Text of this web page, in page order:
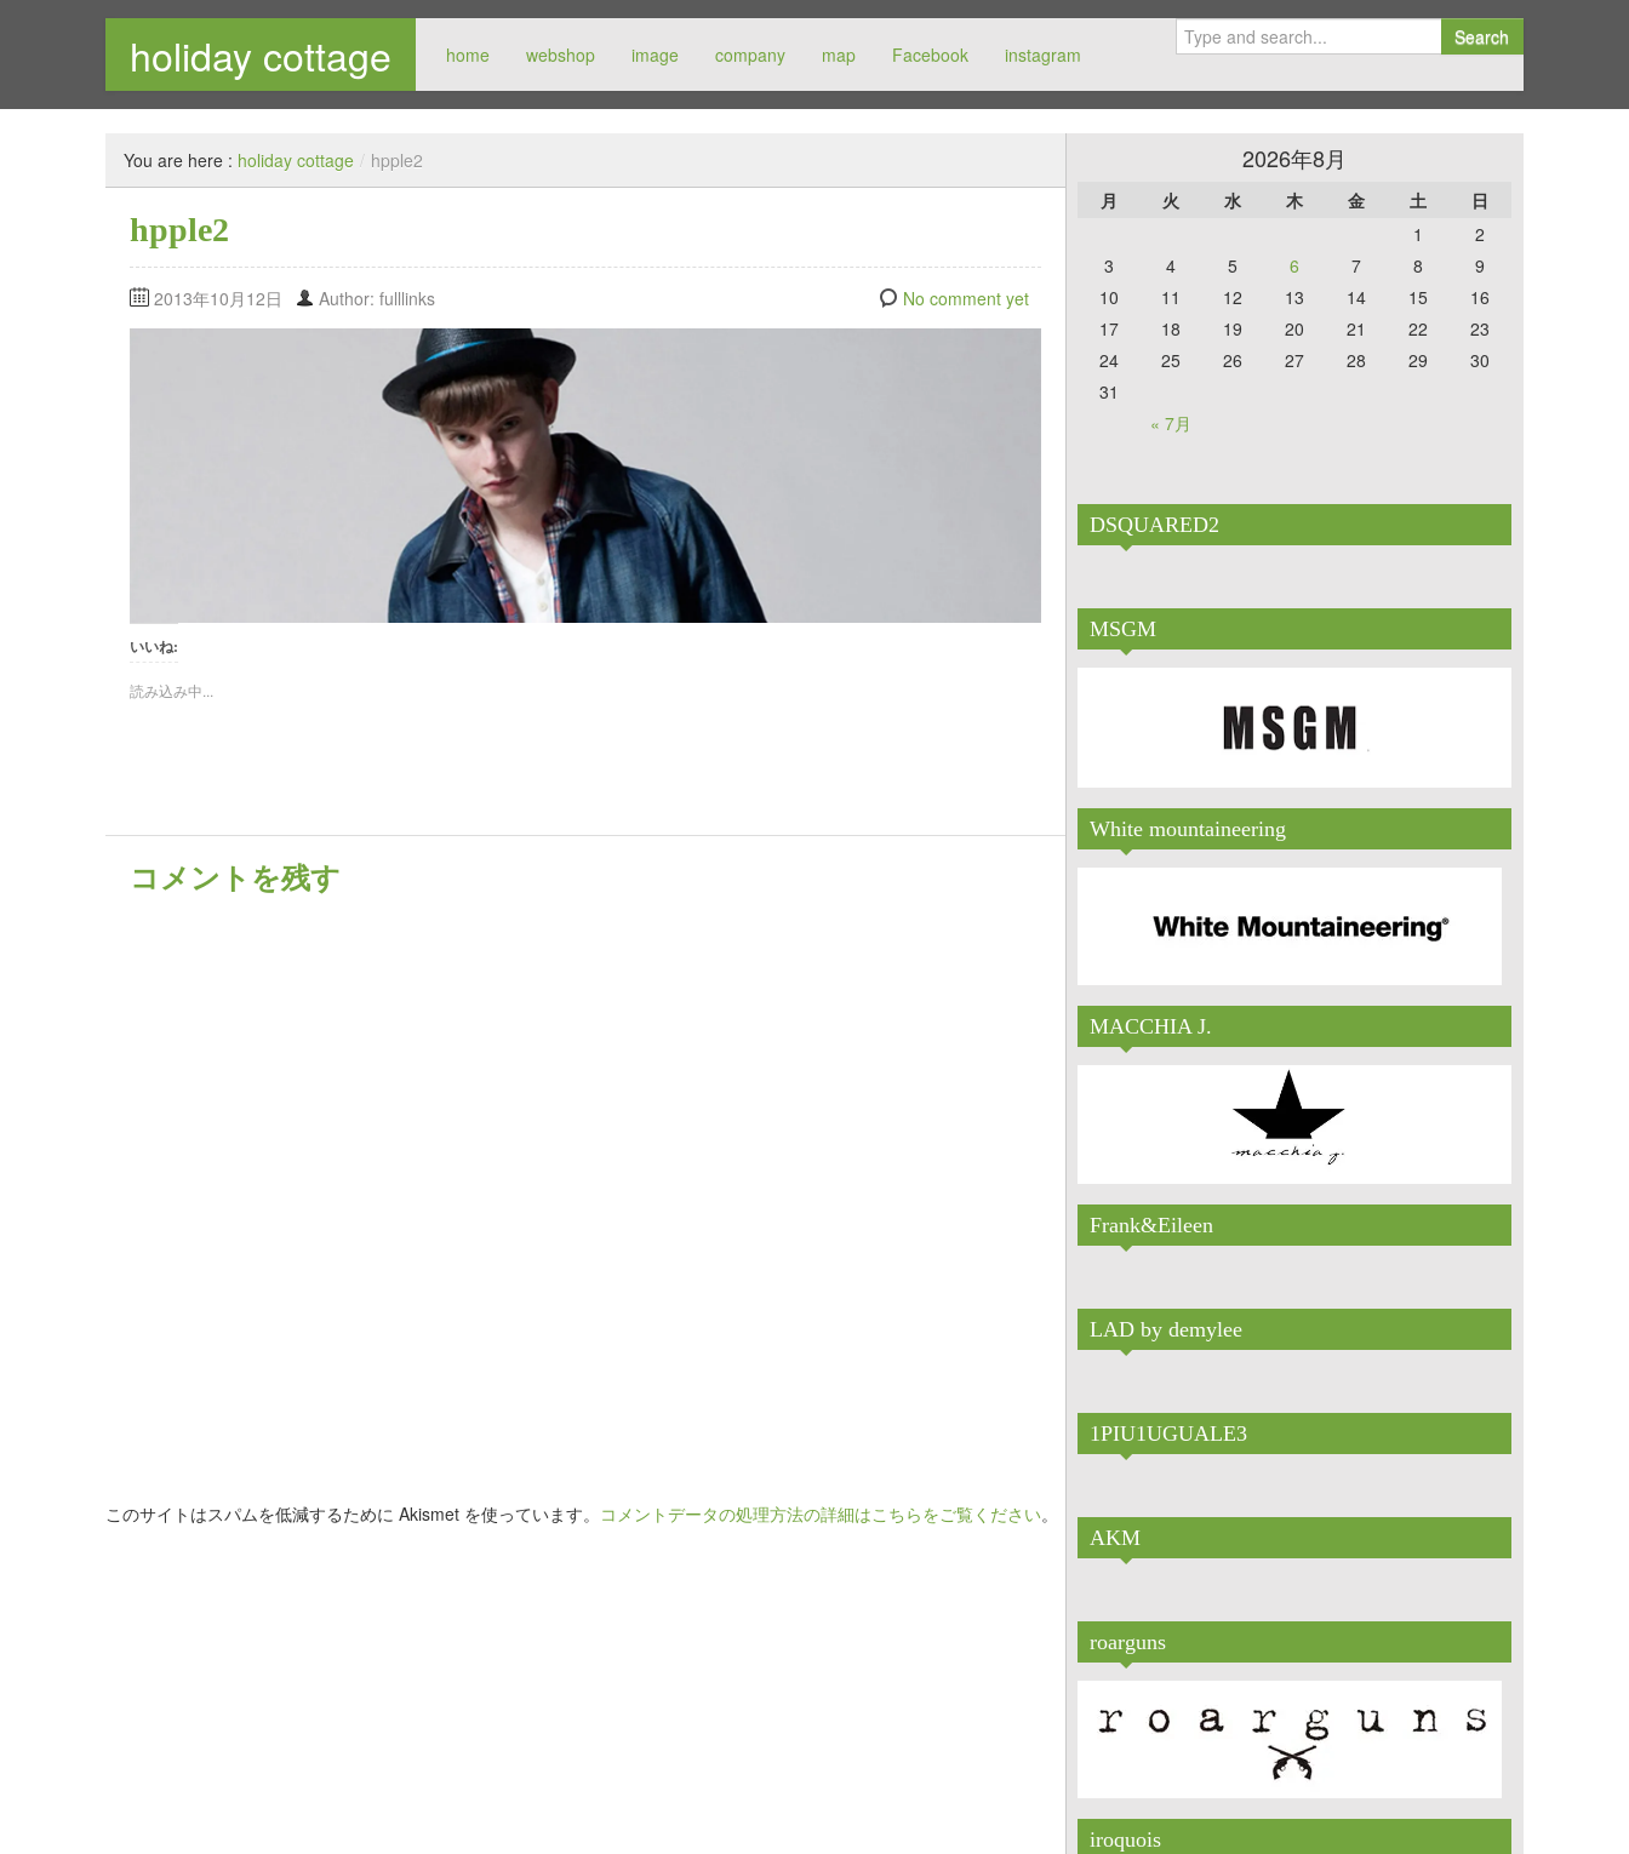
holiday cottage home webshop image company map Facebook instagram
Search
メンズセレクトショップ
You are here : holiday cottage / hpple2
hpple2
2013年10月12日 Author: fulllinks No comment yet
いいね:
読み込み中...
コメントを残す
このサイトはスパムを低減するために Akismet を使っています。 コメントデータの処理方法の詳細はこちらをご覧ください。
2026年8月
月 火 水 木 金 土 日
« 7月
1
2
3
4 5 6 7 8
9
10
11 12 13 14 15
16
17
18 19 20 21 22
23
24
25 26 27 28 29
30
31
DSQUARED2
MSGM
White mountaineering
MACCHIA J.
Frank&Eileen
LAD by demylee
1PIU1UGUALE3
AKM
roarguns
iroquois